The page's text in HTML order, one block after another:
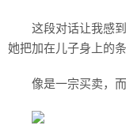
这段对话让我感
她把加在儿子身上的
像是一宗买卖，